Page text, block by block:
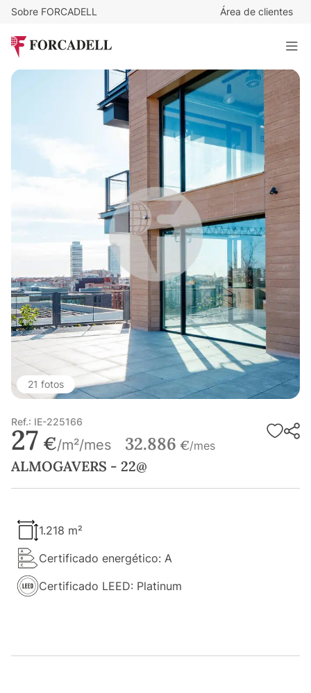
Sobre FORCADELL Área de clientes
ALMOGAVERS - 22@
1.218 m²
21 fotos
Ref.: IE-225166
27 €/m²/mes 32.886 €/mes
ALMOGAVERS - 22@
1.218 m²
Certificado energético: A
Certificado LEED: Platinum